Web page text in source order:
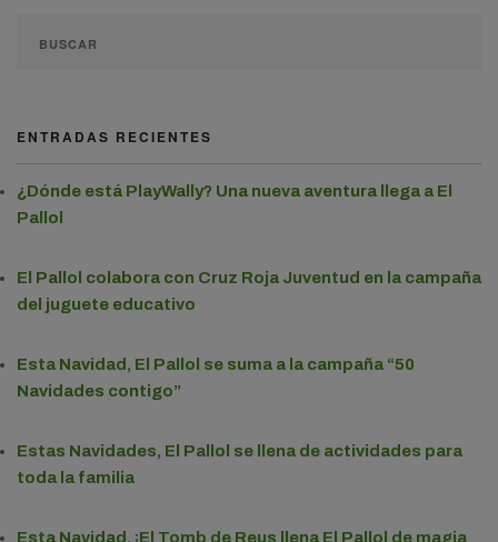
ENTRADAS RECIENTES
¿Dónde está PlayWally? Una nueva aventura llega a El
Pallol
El Pallol colabora con Cruz Roja Juventud en la campaña
del juguete educativo
Esta Navidad, El Pallol se suma a la campaña “50
Navidades contigo”
Estas Navidades, El Pallol se llena de actividades para
toda la familia
Esta Navidad, ¡El Tomb de Reus llena El Pallol de magia